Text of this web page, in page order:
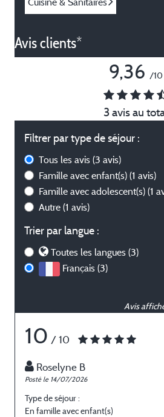
Avis clients*
9,36 /10
3 avis au
Filtrer par type de séjour :
Tous les avis (3 avis)
Famille avec enfant(s) (1 avis)
Famille avec adolescent(s) (1
Autre (1 avis)
Trier par langue :
Toutes les langues (3)
Français (3)
Avis
10 / 10
Roselyne B
Posté le 14/07/2026
Type de séjour :
En famille avec enfant(s)